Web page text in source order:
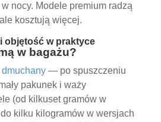
w nocy. Modele premium radzą
kosztują więcej.
objętość w praktyce
w bagażu?
dmuchany— po spuszczeniu
pakunek i waży
(od kilkuset gramów w
kilku kilogramów w wersjach